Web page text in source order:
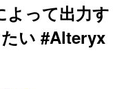
よって出力す
い #Alteryx